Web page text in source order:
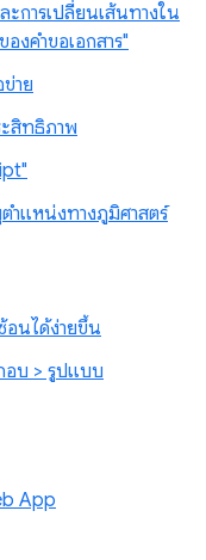
ะการเปลี่ยนเส้นทางใน
งคำขอเอกสาร"
าย
สิทธิภาพ
ตำแหน่งทางภูมิศาสตร์
อนได้ง่ายขึ้น
อบ > รูปแบบ
App